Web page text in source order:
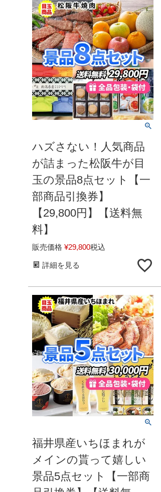
ハズさない！人気商品
が詰まった松阪牛が目
玉の景品8点セット【一
部商品引換券】
【29,800円】【送料無
料】
販売価格 ¥29,800税込
詳細を見る
福井県産いちほまれが
メインの貰って嬉しい
景品5点セット【一部商